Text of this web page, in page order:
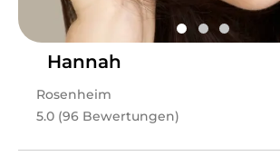
Service bei sich zu Hause wünschen
Leidenschaft für das Erlernen neuer
ausleben wollen – bei uns finden Sie
Angebot.
Leistungen
chicSaal MuĝniinNeu-Isenburg
Frauenhaarschnitt, Farbe, Tönung &
Hannah
Rosenheim
5.0 (96 Bewertungen)